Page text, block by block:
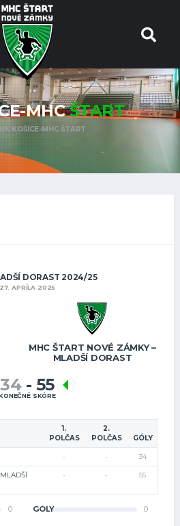
MHCŠTART
HK KOŠICE-MHC ŠTART
DORAST 2024/25
27. APRÍLA 2025
MHC ŠTART NOVÉ ZÁMKY –
MLADŠÍ DORAST
34 - 55
SKÓRE
1.
POLČAS
2.
POLČAS
GÓLY
- - 34
- - 55
0 GÓLY 0